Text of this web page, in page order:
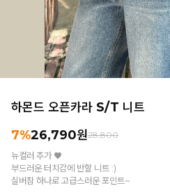
하몬드 오픈카라 S/T 니트
7%26,790원28,800
뉴컬러 추가 ♥
부드러운 터치감에 반할 니트 :)
실버참 하나로 고급스러운 포인트~